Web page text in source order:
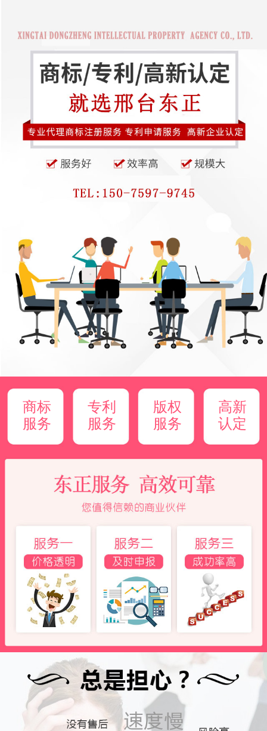
商标
服务
专利
服务
版权
服务
高新
认定